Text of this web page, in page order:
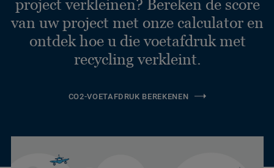
project verkleinen? Bereken de score
van uw project met onze calculator en
ontdek hoe u die voetafdruk met
recycling verkleint.
CO2-VOETAFDRUK BEREKENEN